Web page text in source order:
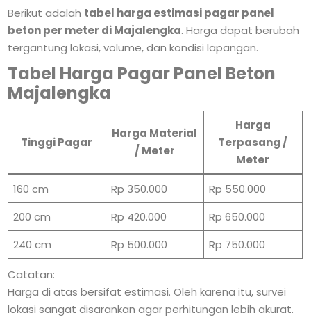
Berikut adalah tabel harga estimasi pagar panel
beton per meter di Majalengka. Harga dapat berubah
tergantung lokasi, volume, dan kondisi lapangan.
Tabel Harga Pagar Panel Beton
Majalengka
Tinggi Pagar
Harga Material
/ Meter
Harga
Terpasang /
Meter
160 cm
Rp 350.000
Rp 550.000
200 cm
Rp 420.000
Rp 650.000
240 cm
Rp 500.000 Rp 750.000
Catatan:
Harga di atas bersifat estimasi. Oleh karena itu, survei
lokasi sangat disarankan agar perhitungan lebih akurat.